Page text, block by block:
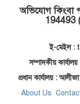
অভিযোগ কিংবা
194493
ই-মেইল :
সম্পাদকীয়
প্রধান কার্যালয় :
About Us